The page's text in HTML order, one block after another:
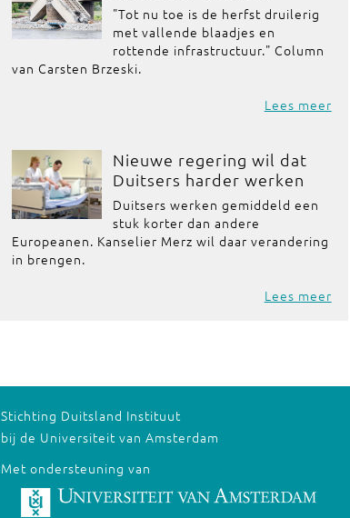
"Tot nu toe is de herfst druilerig
met vallende blaadjes en
rottende infrastructuur." Column
van Carsten Brzeski.
Lees meer
Nieuwe regering wil dat
Duitsers harder werken
Duitsers werken gemiddeld een
stuk korter dan andere
Europeanen. Kanselier Merz wil daar verandering
in brengen.
Lees meer
Stichting Duitsland Instituut
bij de Universiteit van Amsterdam
Met ondersteuning van